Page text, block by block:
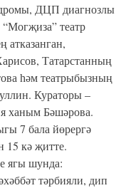
ДЦП диагнозлы
“Могҗиза” театр
атказанган,
Татарстанның
һәм театрыбызның
Кураторы –
ханым Бәшәрова.
7 бала йөрергә
15 кә җитте.
ягы шунда:
тәрбияли, дип